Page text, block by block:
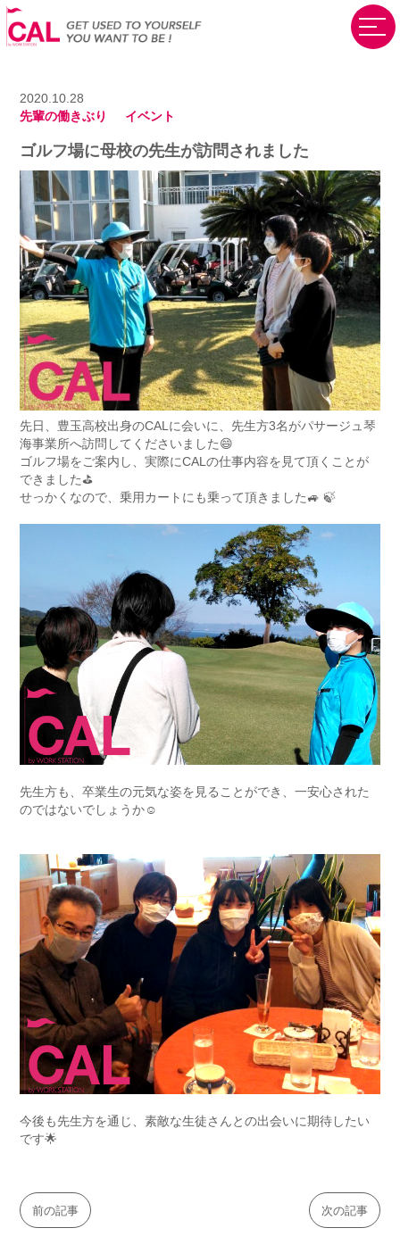
2020.10.28
先輩の働きぶり
イベント
ゴルフ場に母校の先生が訪問されました
先日、豊玉高校出身のCALに会いに、先生方3名がパサージュ琴
海事業所へ訪問してくださいました😄
ゴルフ場をご案内し、実際にCALの仕事内容を見て頂くことが
できました⛳
せっかくなので、乗用カートにも乗って頂きました🚙 🍃
先生方も、卒業生の元気な姿を見ることができ、一安心された
のではないでしょうか☺
今後も先生方を通じ、素敵な生徒さんとの出会いに期待したい
です🌟
前の記事 次の記事